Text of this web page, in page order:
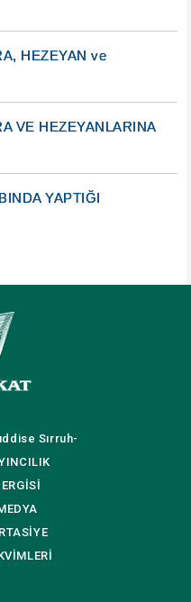
HEZEYAN ve
VE HEZEYANLARINA
YAPTIĞI
Sırruh-